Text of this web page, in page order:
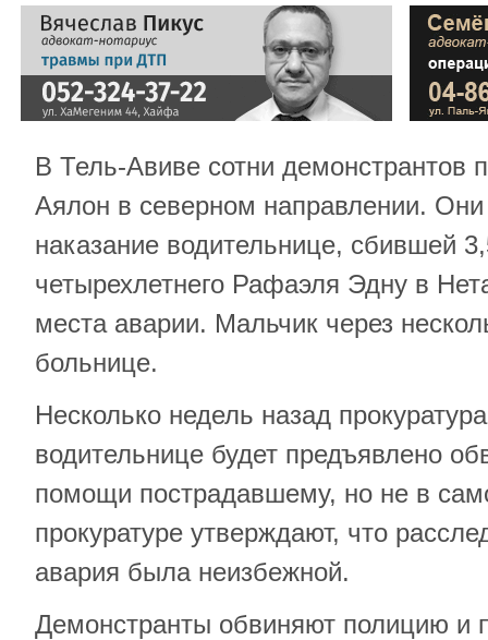
В Тель-Авиве сотни демонстрантов
Аялон в северном направлении. Они
наказание водительнице, сбившей
четырехлетнего Рафаэля Эдну в
места аварии. Мальчик через
больнице.
Несколько недель назад
водительнице будет предъявлено
помощи пострадавшему, но не в
прокуратуре утверждают, что
авария была неизбежной.
Демонстранты обвиняют полицию и